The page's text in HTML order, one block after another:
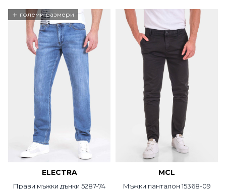
+ големи размери
ELECTRA
Прави мъжки дънки 5287-74
MCL
Мъжки панталон 15368-09